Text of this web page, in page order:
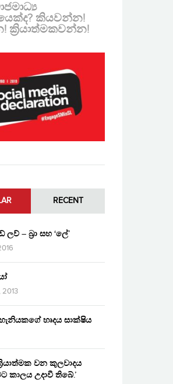
කියවන්න!
ක්‍රියාත්මකවන්න!
RECENT
– බ්‍රා සහ ‘ලේ’
2013
හෘදය සාක්ෂිය
වන කුලවාදය
කාලය උදාවී තිබේ.’